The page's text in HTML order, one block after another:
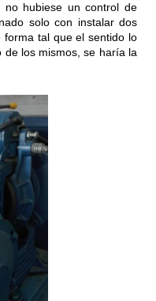
hubiese un control de
solo con instalar dos
forma tal que el sentido lo
de los mismos, se haría la